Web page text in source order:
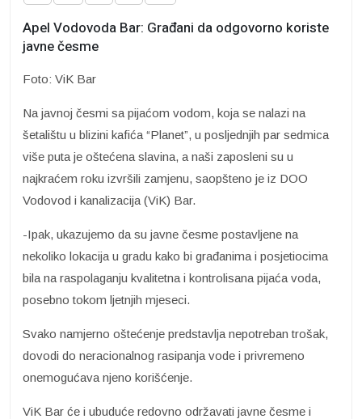
Apel Vodovoda Bar: Građani da odgovorno koriste
javne česme
Foto: ViK Bar
Na javnoj česmi sa pijaćom vodom, koja se nalazi na
šetalištu u blizini kafića “Planet”, u posljednjih par sedmica
više puta je oštećena slavina, a naši zaposleni su u
najkraćem roku izvršili zamjenu, saopšteno je iz DOO
Vodovod i kanalizacija (ViK) Bar.
-Ipak, ukazujemo da su javne česme postavljene na
nekoliko lokacija u gradu kako bi građanima i posjetiocima
bila na raspolaganju kvalitetna i kontrolisana pijaća voda,
posebno tokom ljetnjih mjeseci.
Svako namjerno oštećenje predstavlja nepotreban trošak,
dovodi do neracionalnog rasipanja vode i privremeno
onemogućava njeno korišćenje.
ViK Bar će i ubuduće redovno održavati javne česme i